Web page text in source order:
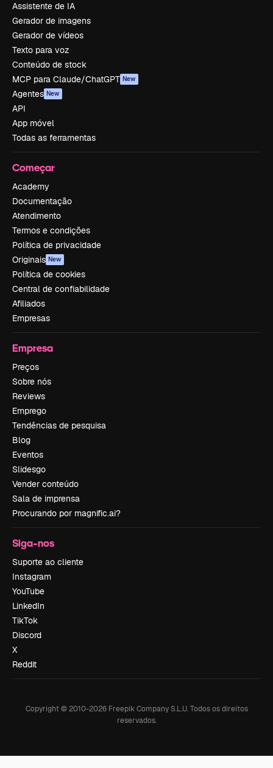
Assistente de IA
Gerador de imagens
Gerador de vídeos
Texto para voz
Conteúdo de stock
MCP para Claude/ChatGPT New
Agentes New
API
App móvel
Todas as ferramentas
Começar
Academy
Documentação
Atendimento
Termos e condições
Política de privacidade
Originais New
Política de cookies
Central de confiabilidade
Afiliados
Empresas
Empresa
Preços
Sobre nós
Reviews
Emprego
Tendências de pesquisa
Blog
Eventos
Slidesgo
Vender conteúdo
Sala de imprensa
Procurando por magnific.ai?
Siga-nos
Suporte ao cliente
Instagram
YouTube
LinkedIn
TikTok
Discord
X
Reddit
Copyright © 2010-2026Freepik Company S.L.U. Todos os direitos
reservados.